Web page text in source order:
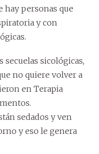
hay personas que
y con
secuelas sicológicas,
no quiere volver a
en Terapia
sedados y ven
y eso le genera